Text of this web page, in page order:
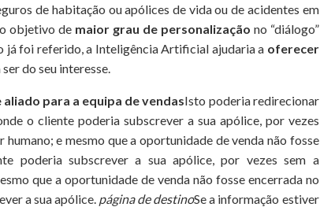
de habitação ou apólices de vida ou de acidentes em
objetivo de maior grau de personalização no “diálogo”
já foi referido, a Inteligência Artificial ajudaria a oferecer
do seu interesse.
aliado para a equipa de vendasIsto poderia redirecionar
o cliente poderia subscrever a sua apólice, por vezes
e mesmo que a oportunidade de venda não fosse
poderia subscrever a sua apólice, por vezes sem a
que a oportunidade de venda não fosse encerrada no
a sua apólice. página de destinoSe a informação estiver